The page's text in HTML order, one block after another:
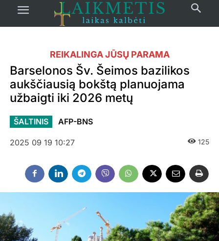
REIKALINGA JŪSŲ PARAMA
Barselonos Šv. Šeimos bazilikos
aukščiausią bokštą planuojama
užbaigti iki 2026 metų
ŠALTINIS AFP-BNS
2025 09 19 10:27 125